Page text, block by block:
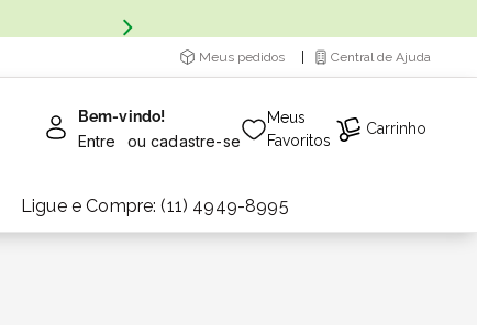
Meus pedidos Central de Ajuda
Bem-vindo!
Entre ou cadastre-se
Meus
Favoritos
Carrinho
Ligue e Compre: (11) 4949-8995